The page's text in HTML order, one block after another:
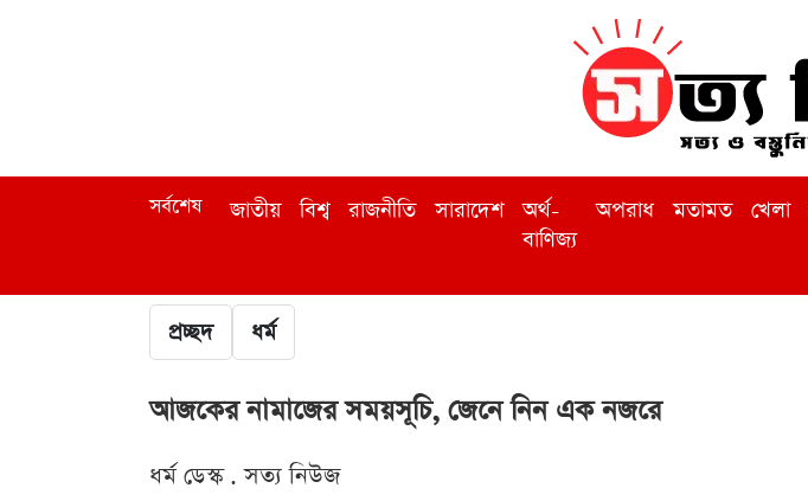
সর্বশেষ জাতীয় বিশ্ব রাজনীতি সারাদেশ
অর্থ-
বাণিজ্য
অপরাধ মতামত খেলা
প্রচ্ছদ ধর্ম
আজকের নামাজের সময়সূচি, জেনে নিন এক নজরে
ধর্ম ডেস্ক . সত্য নিউজ